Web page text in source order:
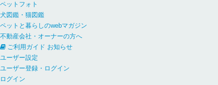
ペットフォト
犬図鑑・猫図鑑
ペットと暮らしのwebマガジン
不動産会社・オーナーの方へ
ご利用ガイド お知らせ
ユーザー設定
ユーザー登録・ログイン
ログイン